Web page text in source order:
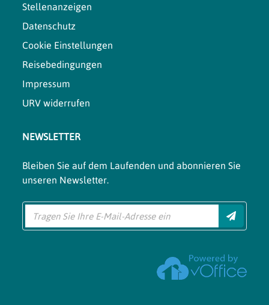
Stellenanzeigen
Datenschutz
Cookie Einstellungen
Reisebedingungen
Impressum
URV widerrufen
NEWSLETTER
Bleiben Sie auf dem Laufenden und abonnieren Sie
unseren Newsletter.